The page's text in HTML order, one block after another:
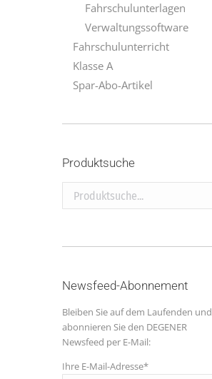
Fahrschulunterlagen
Verwaltungssoftware
Fahrschulunterricht
Klasse A
Spar-Abo-Artikel
Produktsuche
Produktsuche...
Newsfeed-Abonnement
Bleiben Sie auf dem Laufenden und
abonnieren Sie den DEGENER
Newsfeed per E-Mail:
Ihre E-Mail-Adresse*